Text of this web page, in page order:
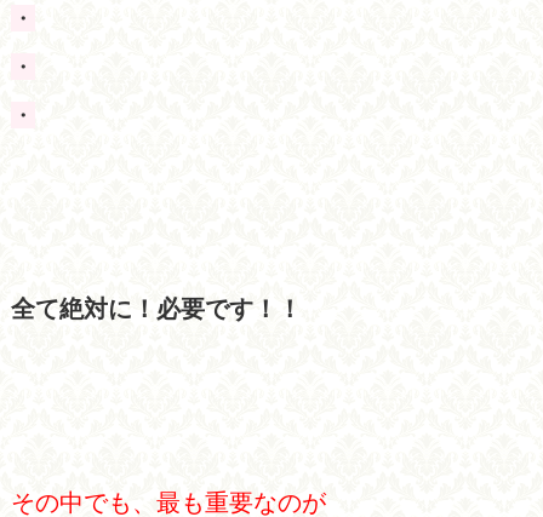
・
・
・
全て絶対に！必要です！！
その中でも、最も重要なのが